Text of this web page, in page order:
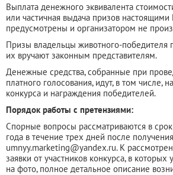
Выплата денежного эквивалента
или частичная выдача призов
предусмотрены и организатором не
Призы владельцы животного-победителя
их вручают законным представителям.
Денежные средства, собранные при
платного голосования, идут, в том числе,
конкурса и награждения победителей.
Порядок работы с претензиями:
Спорные вопросы рассматриваются в
года в течение трех дней после
umnyy.marketing@yandex.ru. К
заявки от участников конкурса, в
на фото, полное детальное описание